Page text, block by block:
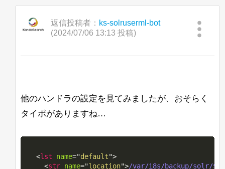
返信投稿者： ks-solruserml-bot
(2024/07/06 13:13 投稿)
他のハンドラの設定を見てみましたが、おそらく
タイポがありますね…
<lst name="default">
<str name="location">/var/i8s/backup/solr/